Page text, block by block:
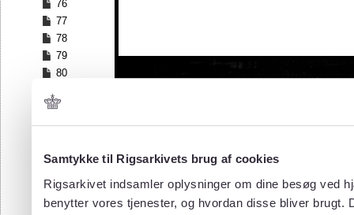
Samtykke til Rigsarkivets brug af cookies
Rigsarkivet indsamler oplysninger om dine besøg ved
benytter vores tjenester, og hvordan disse bliver
76
77
78
79
80
82
83
85
87
88